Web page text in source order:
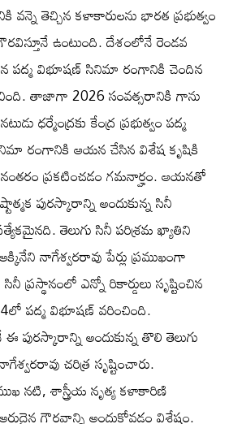
తెచ్చిన కళాకారులను భారత ప్రభుత్వం
ఉంటుంది. దేశంలోనే రెండవ
పద్మ విభూషణ్ సినిమా రంగానికి చెందిన
తాజాగా 2026 సంవత్సరానికి గాను
ధర్మేంద్రకు కేంద్ర ప్రభుత్వం పద్మ
రంగానికి ఆయన చేసిన విశేష కృషికి
ప్రకటించడం గమనార్హం. ఆయనతో
పురస్కారాన్ని అందుకున్న సినీ
తెలుగు సినీ పరిశ్రమ ఖ్యాతిని
నాగేశ్వరరావు పేర్లు ప్రముఖంగా
ప్రస్థానంలో ఎన్నో రికార్డులు సృష్టించిన
పద్మ విభూషణ్ వరించింది.
పురస్కారాన్ని అందుకున్న తొలి తెలుగు
చరిత్ర సృష్టించారు.
నటి, శాస్త్రీయ నృత్య కళాకారిణి
గౌరవాన్ని అందుకోవడం విశేషం.